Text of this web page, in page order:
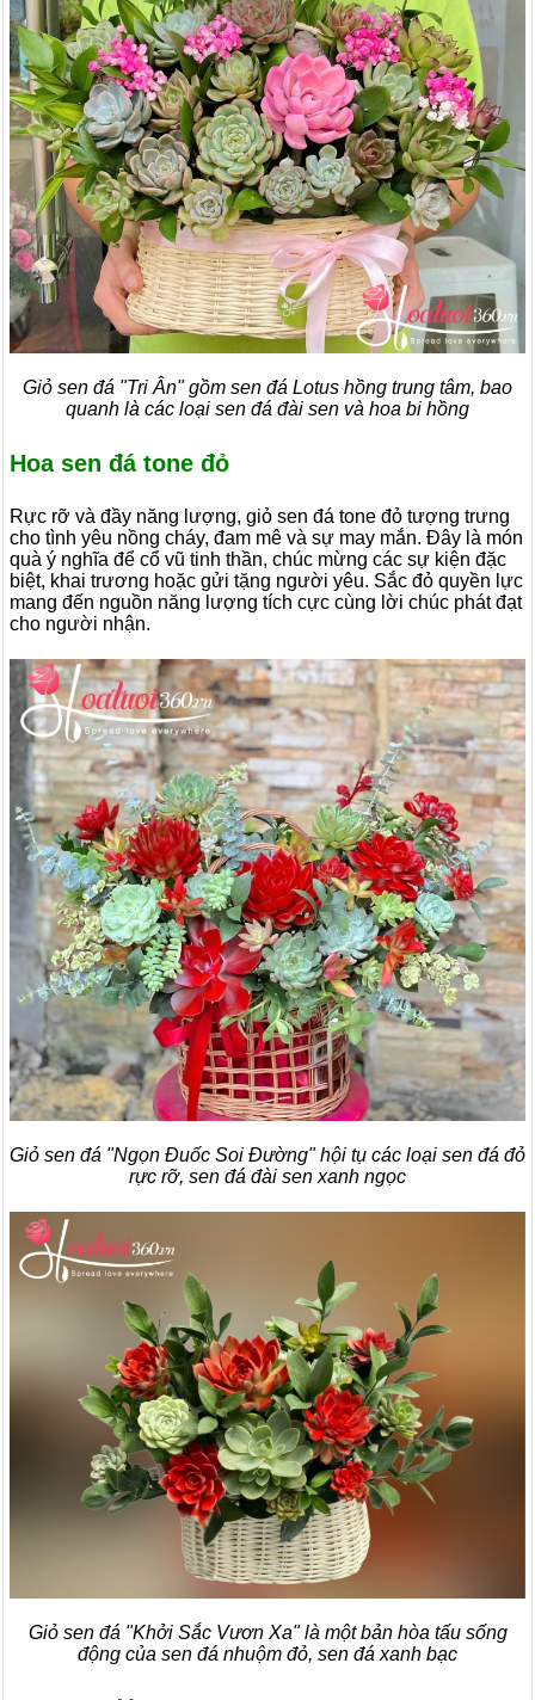
Giỏ sen đá "Tri Ân" gồm sen đá Lotus hồng trung tâm, bao
quanh là các loại sen đá đài sen và hoa bi hồng
Hoa sen đá tone đỏ
Rực rỡ và đầy năng lượng, giỏ sen đá tone đỏ tượng trưng
cho tình yêu nồng cháy, đam mê và sự may mắn. Đây là món
quà ý nghĩa để cổ vũ tinh thần, chúc mừng các sự kiện đặc
biệt, khai trương hoặc gửi tặng người yêu. Sắc đỏ quyền lực
mang đến nguồn năng lượng tích cực cùng lời chúc phát đạt
cho người nhận.
Giỏ sen đá "Ngọn Đuốc Soi Đường" hội tụ các loại sen đá đỏ
rực rỡ, sen đá đài sen xanh ngọc
Giỏ sen đá "Khởi Sắc Vươn Xa" là một bản hòa tấu sống
động của sen đá nhuộm đỏ, sen đá xanh bạc